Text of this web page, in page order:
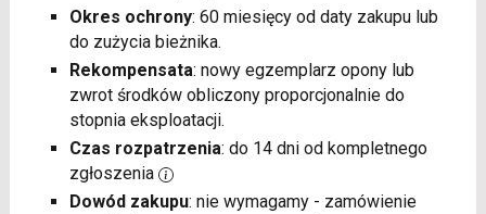
Okres ochrony: 60 miesięcy od daty zakupu lub
do zużycia bieżnika.
Rekompensata: nowy egzemplarz opony lub
zwrot środków obliczony proporcjonalnie do
stopnia eksploatacji.
Czas rozpatrzenia: do 14 dni od kompletnego
zgłoszenia
Dowód zakupu: nie wymagamy - zamówienie